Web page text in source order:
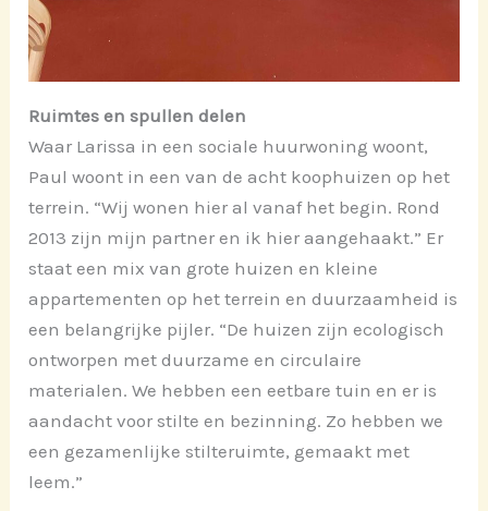
Ruimtes en spullen delen
Waar Larissa in een sociale huurwoning woont,
Paul woont in een van de acht koophuizen op het
terrein. “Wij wonen hier al vanaf het begin. Rond
2013 zijn mijn partner en ik hier aangehaakt.” Er
staat een mix van grote huizen en kleine
appartementen op het terrein en duurzaamheid is
een belangrijke pijler. “De huizen zijn ecologisch
ontworpen met duurzame en circulaire
materialen. We hebben een eetbare tuin en er is
aandacht voor stilte en bezinning. Zo hebben we
een gezamenlijke stilteruimte, gemaakt met
leem.”